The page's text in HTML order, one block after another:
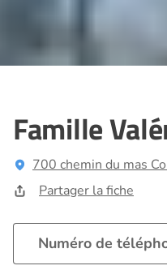
Famille
700 chemin du mas
Partager la fiche
Numéro de